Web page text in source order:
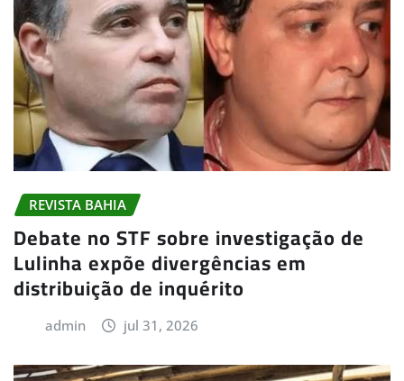
REVISTA BAHIA
Debate no STF sobre investigação de
Lulinha expõe divergências em
distribuição de inquérito
admin jul 31, 2026